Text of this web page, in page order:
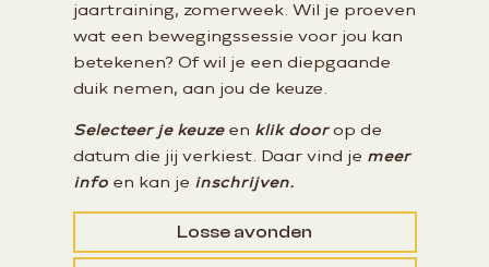
jaartraining, zomerweek. Wil je proeven
wat een bewegingssessie voor jou kan
betekenen? Of wil je een diepgaande
duik nemen, aan jou de keuze.
Selecteer je keuzeen klik doorop de
datum die jij verkiest. Daar vind je meer
infoen kan je inschrijven.
Losse avonden